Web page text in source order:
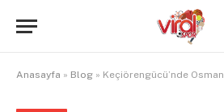
Anasayfa » Blog » Keçiörengücü’nde Osman Zeki